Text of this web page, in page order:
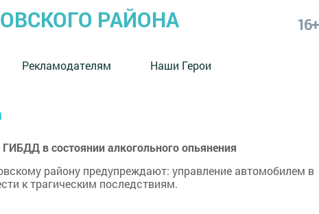
РАЙОНА 16+
Рекламодателям Наши Герои
в состоянии алкогольного опьянения
району предупреждают: управление автомобилем в
к трагическим последствиям.